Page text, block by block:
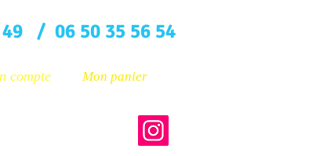
49 / 06 50 35 56 54
compte Mon panier